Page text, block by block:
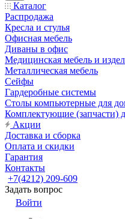
Каталог
Распродажа
Кресла и стулья
Офисная мебель
Диваны в офис
Медицинская мебель и
Металлическая мебель
Сейфы
Гардеробные системы
Столы компьютерные для
Комплектующие (запчасти)
Акции
Доставка и сборка
Оплата и скидки
Гарантия
Контакты
+7(4212) 209-609
Задать вопрос
Войти